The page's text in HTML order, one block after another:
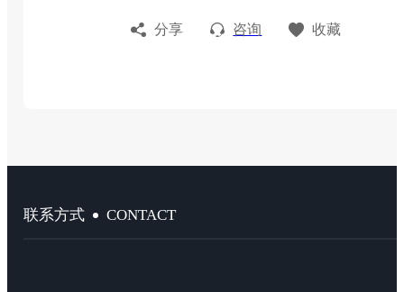
分享 咨询 收藏
联系方式 CONTACT